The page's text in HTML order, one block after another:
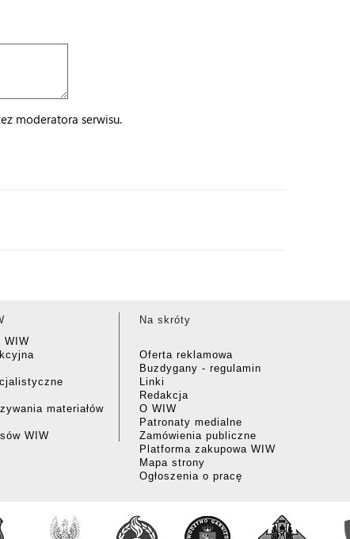
moderatora serwisu.
WIW
materiałów
WIW
Na skróty
Oferta reklamowa
Buzdygany - regulamin
Linki
Redakcja
O WIW
Patronaty medialne
Zamówienia publiczne
Platforma zakupowa WIW
Mapa strony
Ogłoszenia o pracę